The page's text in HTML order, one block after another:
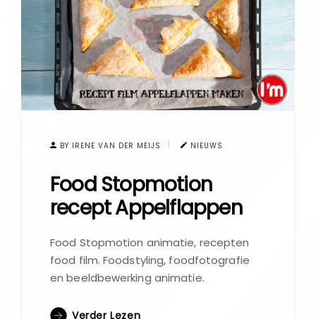
BY IRENE VAN DER MEIJS NIEUWS
Food Stopmotion
recept Appelflappen
Food Stopmotion animatie, recepten
food film. Foodstyling, foodfotografie
en beeldbewerking animatie.
Verder Lezen